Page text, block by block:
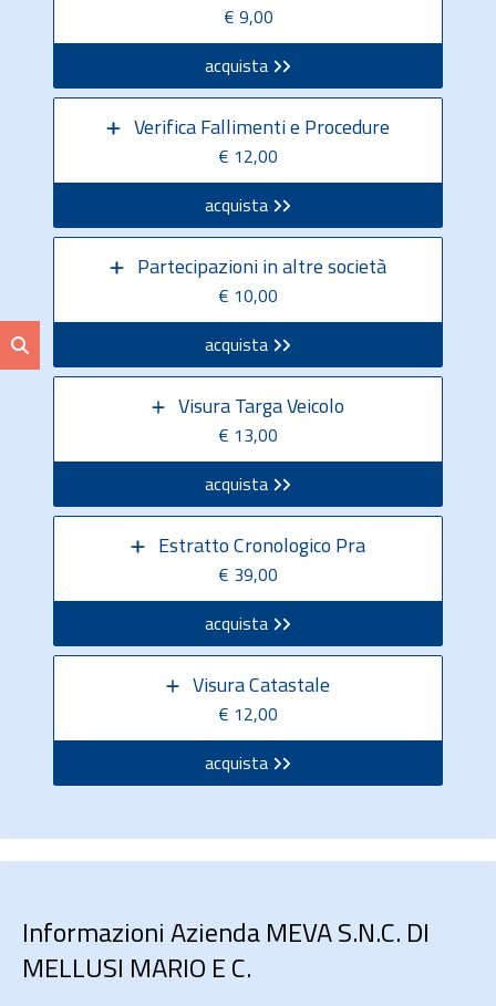
€ 9,00
acquista
Verifica Fallimenti e Procedure
€ 12,00
acquista
Partecipazioni in altre società
€ 10,00
acquista
Visura Targa Veicolo
€ 13,00
acquista
Estratto Cronologico Pra
€ 39,00
acquista
Visura Catastale
€ 12,00
acquista
Informazioni Azienda MEVA S.N.C. DI
MELLUSI MARIO E C.